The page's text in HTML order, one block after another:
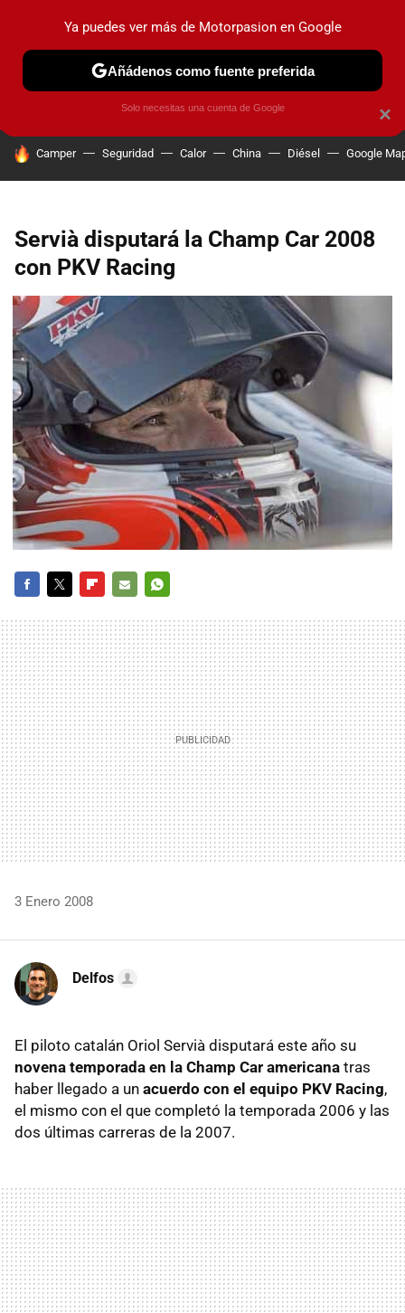
PRUEBAS COCHES ELÉCTRICOS OBSERVATORIO
HOY SE HABLA DE
Camper Seguridad Calor China Diésel Google
Servià disputará la Champ Car 2008
con PKV Racing
MAIL
3 Enero 2008
Delfos
El piloto catalán Oriol Servià disputará este año su
novena temporada en la Champ Car americana tras
haber llegado a un acuerdo con el equipo PKV Racing,
el mismo con el que completó la temporada 2006 y las
dos últimas carreras de la 2007.
×
Ya puedes ver más de Motorpasion en Google
Añádenos como fuente preferida
Solo necesitas una cuenta de Google